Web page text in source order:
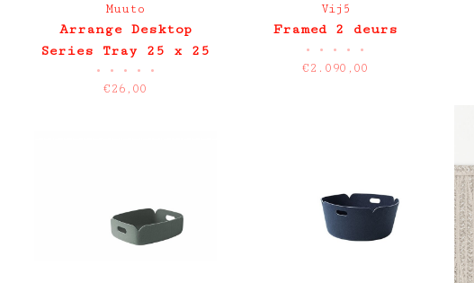
Muuto
Arrange Desktop
Series Tray 25 x 25
grey
• • • • •
€26,00
Vij5
Framed 2 deurs
• • • • •
€2.090,00